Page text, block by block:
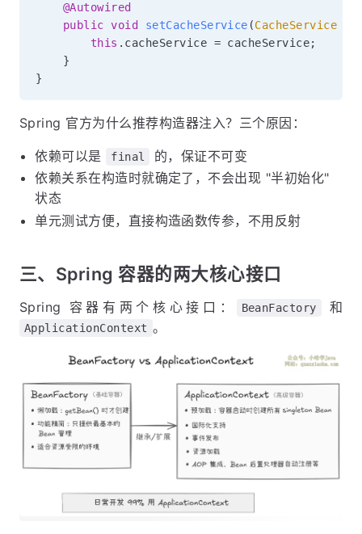
@Autowired
public void setCacheService (CacheService
this . cacheService = cacheService;
}
}
Spring 官方为什么推荐构造器注入？三个原因：
依赖可以是 final
的，保证不可变
依赖关系在构造时就确定了，不会出现 "半初始化"
状态
单元测试方便，直接构造函数传参，不用反射
三、Spring 容器的两大核心接口
Spring 容器有两个核心接口： BeanFactory 和
ApplicationContext 。